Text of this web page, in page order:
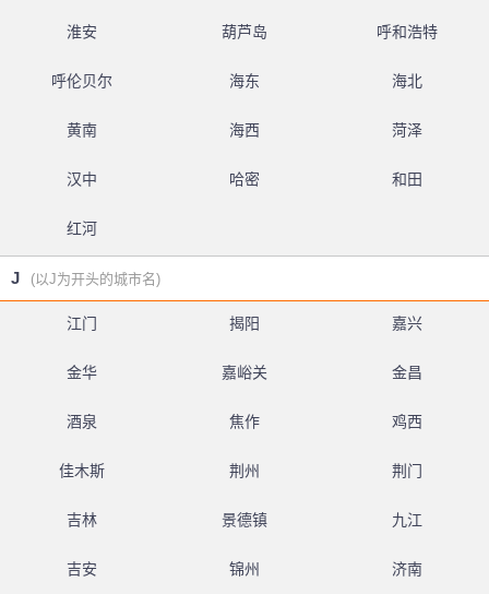
淮安 葫芦岛 呼和浩特
呼伦贝尔 海东 海北
黄南 海西 菏泽
汉中 哈密 和田
红河
J (以J为开头的城市名)
江门 揭阳 嘉兴
金华 嘉峪关 金昌
酒泉 焦作 鸡西
佳木斯 荆州 荆门
吉林 景德镇 九江
吉安 锦州 济南